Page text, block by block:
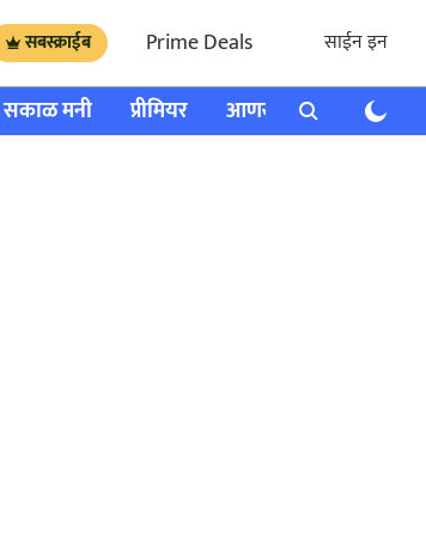
सबस्क्राईब Prime Deals साईन इन
सकाळ मनी प्रीमियर आणखी राशी भविष्य